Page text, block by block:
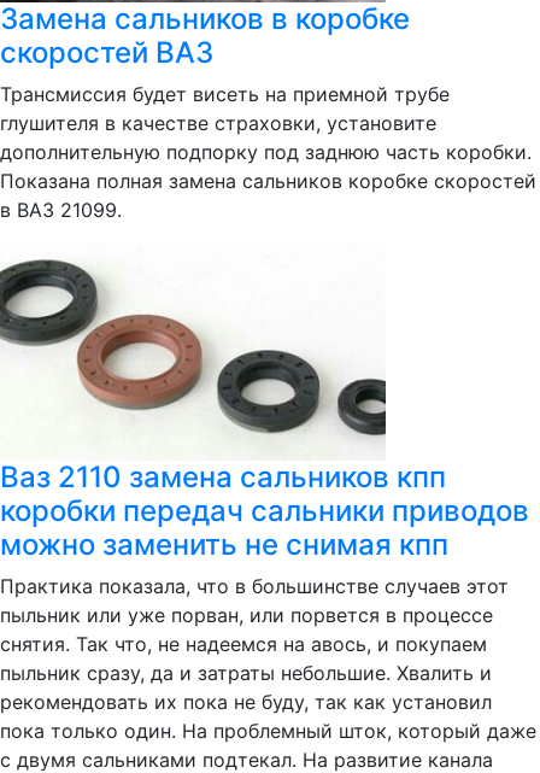
Замена сальников в коробке
скоростей ВАЗ
Трансмиссия будет висеть на приемной трубе
глушителя в качестве страховки, установите
дополнительную подпорку под заднюю часть коробки.
Показана полная замена сальников коробке скоростей
в ВАЗ 21099.
Ваз 2110 замена сальников кпп
коробки передач сальники приводов
можно заменить не снимая кпп
Практика показала, что в большинстве случаев этот
пыльник или уже порван, или порвется в процессе
снятия. Так что, не надеемся на авось, и покупаем
пыльник сразу, да и затраты небольшие. Хвалить и
рекомендовать их пока не буду, так как установил
пока только один. На проблемный шток, который даже
с двумя сальниками подтекал. На развитие канала